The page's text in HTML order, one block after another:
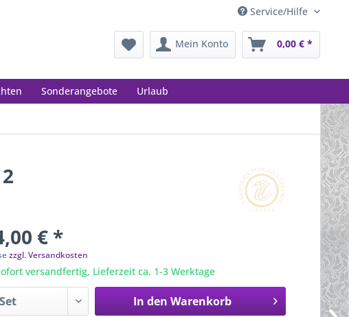
Service/Hilfe
Mein Konto 0,00 € *
Sonderangebote Urlaub
€ *
zzgl. Versandkosten
versandfertig, Lieferzeit ca. 1-3 Werktage
In den Warenkorb